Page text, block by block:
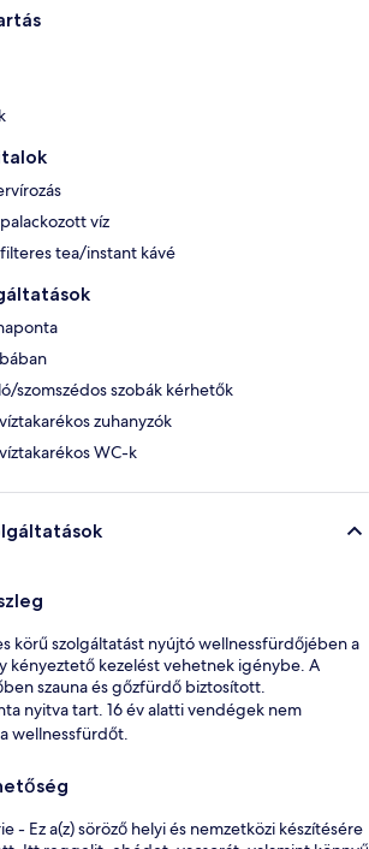
víz
tea/instant kávé
szomszédos szobák kérhetők
zuhanyzók
WC-k
körű szolgáltatást nyújtó wellnessfürdőjében a
kényeztető kezelést vehetnek igénybe. A
szauna és gőzfürdő biztosított.
nyitva tart. 16 év alatti vendégek nem
wellnessfürdőt.
- Ez a(z) söröző helyi és nemzetközi készítésére